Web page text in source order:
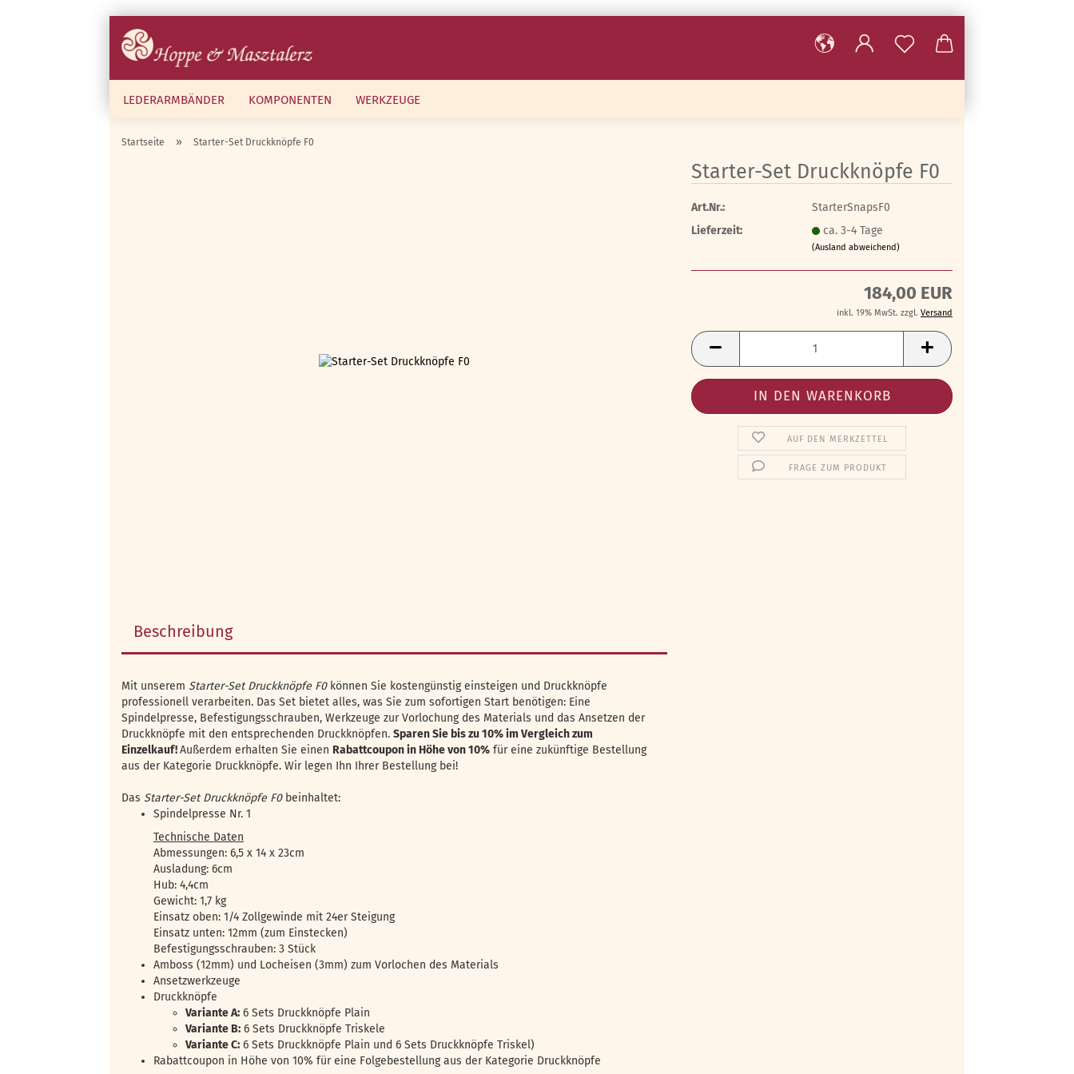
LEDERARMBÄNDER KOMPONENTEN WERKZEUGE
Startseite » Starter-Set Druckknöpfe F0
Starter-Set Druckknöpfe F0
Art.Nr.:
StarterSnapsF0
Lieferzeit:
ca. 3-4 Tage
(Ausland abweichend)
184,00 EUR
inkl. 19% MwSt. zzgl. Versand
AUF DEN MERKZETTEL
FRAGE ZUM PRODUKT
Beschreibung
Mit unserem Starter-Set Druckknöpfe F0können Sie kostengünstig einsteigen und Druckknöpfe
professionell verarbeiten. Das Set bietet alles, was Sie zum sofortigen Start benötigen: Eine
Spindelpresse, Befestigungsschrauben, Werkzeuge zur Vorlochung des Materials und das Ansetzen der
Druckknöpfe mit den entsprechenden Druckknöpfen. Sparen Sie bis zu 10% im Vergleich zum
Einzelkauf!Außerdem erhalten Sie einen Rabattcoupon in Höhe von 10% für eine zukünftige Bestellung
aus der Kategorie Druckknöpfe. Wir legen Ihn Ihrer Bestellung bei!
Das Starter-Set Druckknöpfe F0beinhaltet:
Spindelpresse Nr. 1
Technische Daten
Abmessungen: 6,5 x 14 x 23cm
Ausladung: 6cm
Hub: 4,4cm
Gewicht: 1,7 kg
Einsatz oben: 1/4 Zollgewinde mit 24er Steigung
Einsatz unten: 12mm (zum Einstecken)
Befestigungsschrauben: 3 Stück​
Amboss (12mm) und Locheisen (3mm) zum Vorlochen des Materials
Ansetzwerkzeuge
Druckknöpfe
Variante A: 6 Sets Druckknöpfe Plain
Variante B: 6 Sets Druckknöpfe Triskele
Variante C: 6 Sets Druckknöpfe Plain und 6 Sets Druckknöpfe Triskel)
Rabattcoupon in Höhe von 10% für eine Folgebestellung aus der Kategorie Druckknöpfe